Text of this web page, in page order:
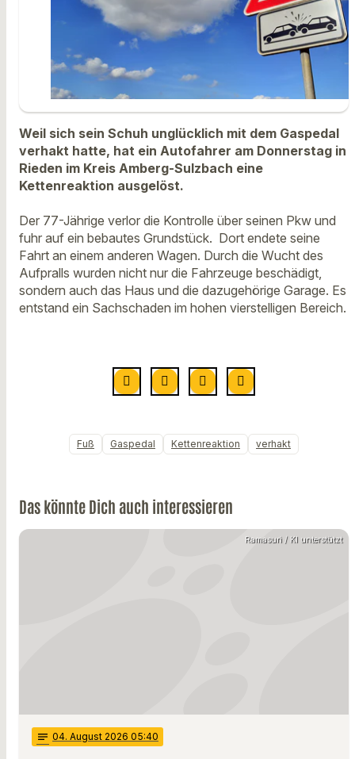
Weil sich sein Schuh unglücklich mit dem Gaspedal
verhakt hatte, hat ein Autofahrer am Donnerstag in
Rieden im Kreis Amberg-Sulzbach eine
Kettenreaktion ausgelöst.
Der 77-Jährige verlor die Kontrolle über seinen Pkw und
fuhr auf ein bebautes Grundstück. Dort endete seine
Fahrt an einem anderen Wagen. Durch die Wucht des
Aufpralls wurden nicht nur die Fahrzeuge beschädigt,
sondern auch das Haus und die dazugehörige Garage. Es
entstand ein Sachschaden im hohen vierstelligen Bereich.
Fuß Gaspedal Kettenreaktion verhakt
Das könnte Dich auch interessieren
Ramasuri / KI unterstützt
notes 04. August 2026 05:40